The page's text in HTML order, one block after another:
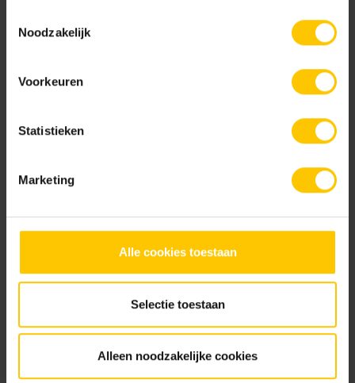
Noodzakelijk
Voorkeuren
Statistieken
Marketing
Alle cookies toestaan
Selectie toestaan
Alleen noodzakelijke cookies
Brochures